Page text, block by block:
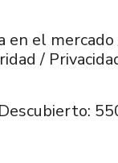
en el
/